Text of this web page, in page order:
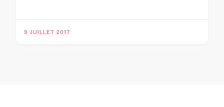
9 JUILLET 2017